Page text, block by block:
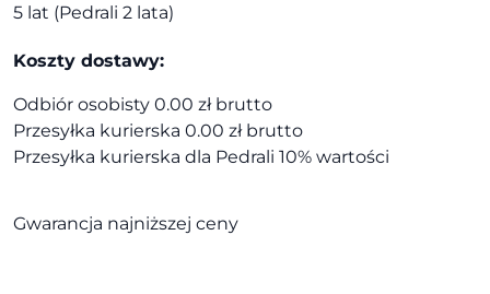
5 lat (Pedrali 2 lata)
Koszty dostawy:
Odbiór osobisty 0.00 zł brutto
Przesyłka kurierska 0.00 zł brutto
Przesyłka kurierska dla Pedrali 10% wartości
Gwarancja najniższej ceny